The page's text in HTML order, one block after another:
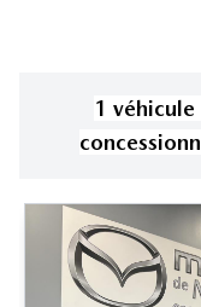
1 véhicule